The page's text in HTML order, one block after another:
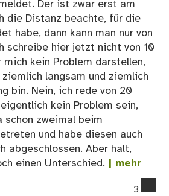
Der ist zwar erst am
die Distanz beachte, für die
habe, dann kann man nur von
schreibe hier jetzt nicht von 10
kein Problem darstellen,
langsam und ziemlich
bin. Nein, ich rede von 20
kein Problem sein,
schon zweimal beim
und habe diesen auch
abgeschlossen. Aber halt,
einen Unterschied. | mehr
3